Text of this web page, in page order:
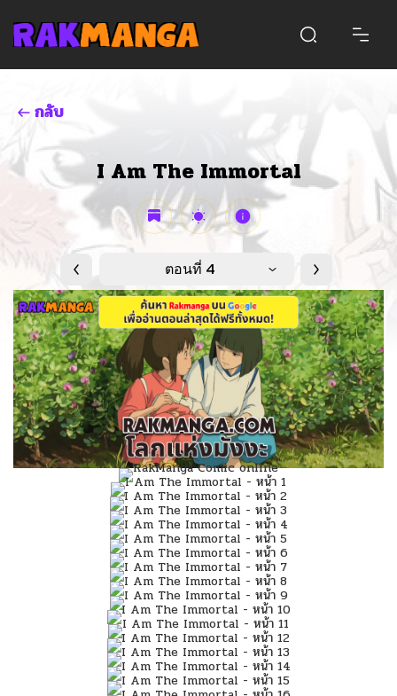
กลับ
I Am The Immortal
ตอนที่ 4